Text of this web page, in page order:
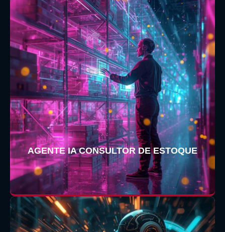
AGENTE IA CONSULTOR DE ESTOQUE